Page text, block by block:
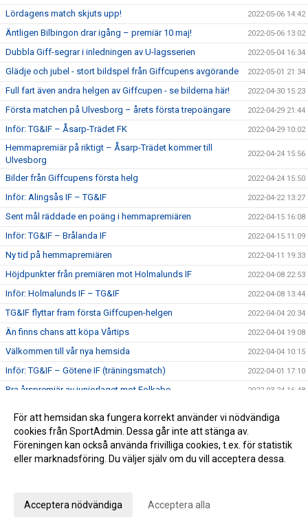
Lördagens match skjuts upp! 2022-05-06 14:42
Äntligen Bilbingon drar igång – premiär 10 maj! 2022-05-06 13:02
Dubbla Giff-segrar i inledningen av U-lagsserien 2022-05-04 16:34
Glädje och jubel - stort bildspel från Giffcupens avgörande 2022-05-01 21:34
Full fart även andra helgen av Giffcupen - se bilderna här! 2022-04-30 15:23
Första matchen på Ulvesborg – årets första trepoängare 2022-04-29 21:44
Inför: TG&IF – Åsarp-Trädet FK 2022-04-29 10:02
Hemmapremiär på riktigt – Åsarp-Trädet kommer till
Ulvesborg
2022-04-24 15:56
Bilder från Giffcupens första helg 2022-04-24 15:50
Inför: Alingsås IF – TG&IF 2022-04-22 13:27
Sent mål räddade en poäng i hemmapremiären 2022-04-15 16:08
Inför: TG&IF – Brålanda IF 2022-04-15 11:09
Ny tid på hemmapremiären 2022-04-11 19:33
Höjdpunkter från premiären mot Holmalunds IF 2022-04-08 22:53
Inför: Holmalunds IF – TG&IF 2022-04-08 13:44
TG&IF flyttar fram första Giffcupen-helgen 2022-04-04 20:34
Än finns chans att köpa Vårtips 2022-04-04 19:08
Välkommen till vår nya hemsida 2022-04-04 10:15
Inför: TG&IF – Götene IF (träningsmatch) 2022-04-01 17:10
Bra årspremiär av juniorlaget mot Folkabo 2022-03-24 16:48
Entrèn
Inför: Husqvarna FF – TG&IF 2022-03-12 10:50
Inför: TG&IF – IK Gauthiod (träningsmatch)
Stadgeändringar och plusresultat – nyheterna från
För att hemsidan ska fungera korrekt använder vi nödvändiga
cookies från SportAdmin. Dessa går inte att stänga av.
Föreningen kan också använda frivilliga cookies, t.ex. för statistik
eller marknadsföring. Du väljer själv om du vill acceptera dessa.
Acceptera nödvändiga Acceptera alla